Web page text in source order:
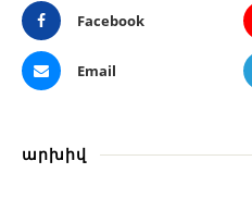
Facebook
Email
արխիվ